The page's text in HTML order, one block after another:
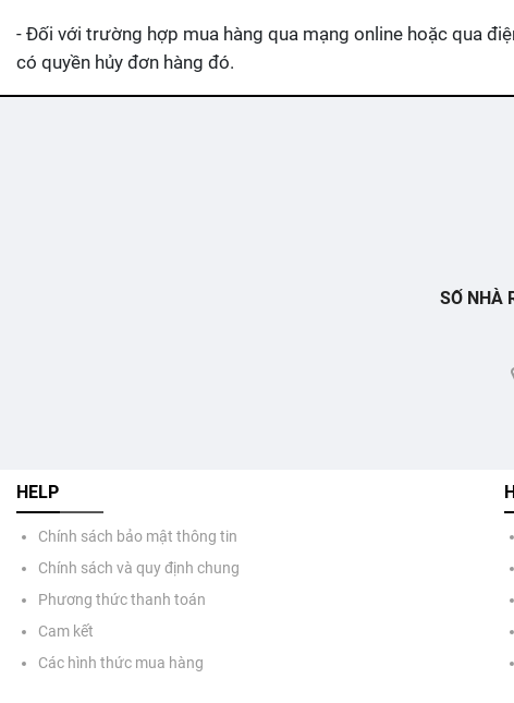
- Đối với trường hợp mua hàng qua mạng online hoặc qua
có quyền hủy đơn hàng đó.
SỐ NHÀ
HELP
Chính sách bảo mật thông tin
Chính sách và quy định chung
Phương thức thanh toán
Cam kết
Các hình thức mua hàng